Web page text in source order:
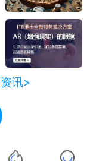
讯>